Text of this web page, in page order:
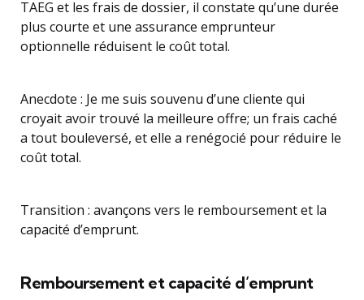
TAEG et les frais de dossier, il constate qu’une durée
plus courte et une assurance emprunteur
optionnelle réduisent le coût total.
Anecdote : Je me suis souvenu d’une cliente qui
croyait avoir trouvé la meilleure offre; un frais caché
a tout bouleversé, et elle a renégocié pour réduire le
coût total.
Transition : avançons vers le remboursement et la
capacité d’emprunt.
Remboursement et capacité d’emprunt